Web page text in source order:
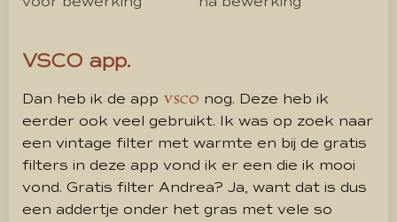
VSCO app.
Dan heb ik de app VSCO nog. Deze heb ik
eerder ook veel gebruikt. Ik was op zoek naar
een vintage filter met warmte en bij de gratis
filters in deze app vond ik er een die ik mooi
vond. Gratis filter Andrea? Ja, want dat is dus
een addertje onder het gras met vele so